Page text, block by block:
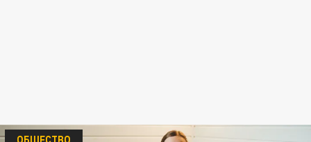
ОБЩЕСТВО